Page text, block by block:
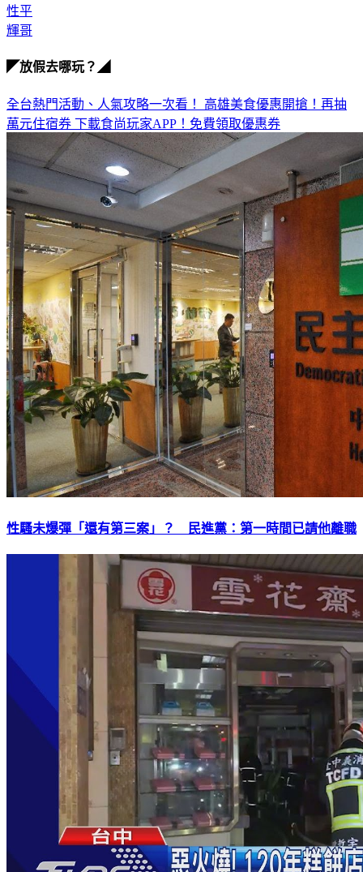
陳麗娜
性平
全台熱門活動、人氣攻略一次看！高雄美食優惠開搶！再抽
萬元住宿券下載食尚玩家APP！免費領取優惠券